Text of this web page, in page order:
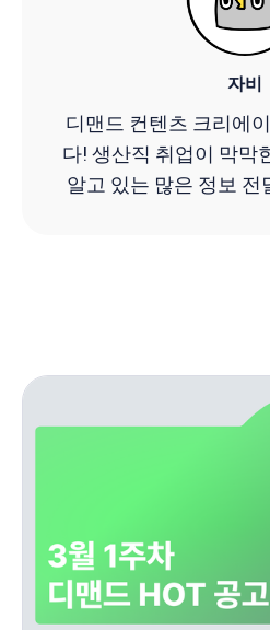
자비
디맨드 컨텐츠 크리에
다! 생산직 취업이 막막
알고 있는 많은 정보